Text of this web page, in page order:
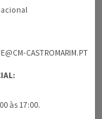
CASTROMARIM.PT
às 17:00.